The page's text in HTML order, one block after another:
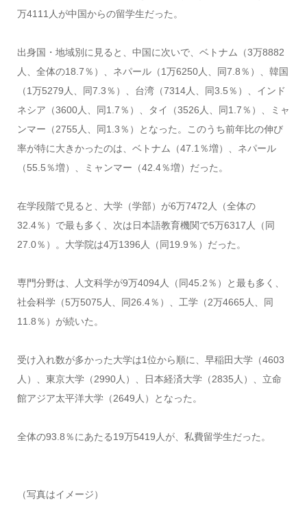
万4111人が中国からの留学生だった。
出身国・地域別に見ると、中国に次いで、ベトナム（3万8882
人、全体の18.7％）、ネパール（1万6250人、同7.8％）、韓国
（1万5279人、同7.3％）、台湾（7314人、同3.5％）、インド
ネシア（3600人、同1.7％）、タイ（3526人、同1.7％）、ミャ
ンマー（2755人、同1.3％）となった。このうち前年比の伸び
率が特に大きかったのは、ベトナム（47.1％増）、ネパール
（55.5％増）、ミャンマー（42.4％増）だった。
在学段階で見ると、大学（学部）が6万7472人（全体の
32.4％）で最も多く、次は日本語教育機関で5万6317人（同
27.0％）。大学院は4万1396人（同19.9％）だった。
専門分野は、人文科学が9万4094人（同45.2％）と最も多く、
社会科学（5万5075人、同26.4％）、工学（2万4665人、同
11.8％）が続いた。
受け入れ数が多かった大学は1位から順に、早稲田大学（4603
人）、東京大学（2990人）、日本経済大学（2835人）、立命
館アジア太平洋大学（2649人）となった。
全体の93.8％にあたる19万5419人が、私費留学生だった。
（写真はイメージ）